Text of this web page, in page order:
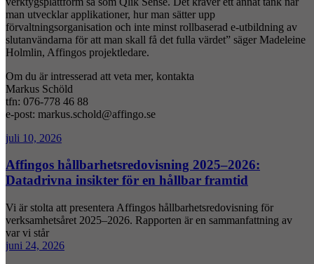
man utvecklar applikationer, hur man sätter upp
förvaltningsorganisation och inte minst rollbaserad e-utbildning av
slutanvändarna för att man skall få det fulla värdet” säger Madeleine
Holmlin, Affingos projektledare.
Om du är intresserad att veta mer, kontakta
Markus Schöld
tfn: 076-778 46 88
e-post: markus.schold@affingo.se
juli 10, 2026
Affingos hållbarhetsredovisning 2025–2026:
Datadrivna insikter för en hållbar framtid
Vi är stolta att presentera Affingos hållbarhetsredovisning för
verksamhetsåret 2025–2026. Rapporten är en sammanfattning av
var vi står
juni 24, 2026